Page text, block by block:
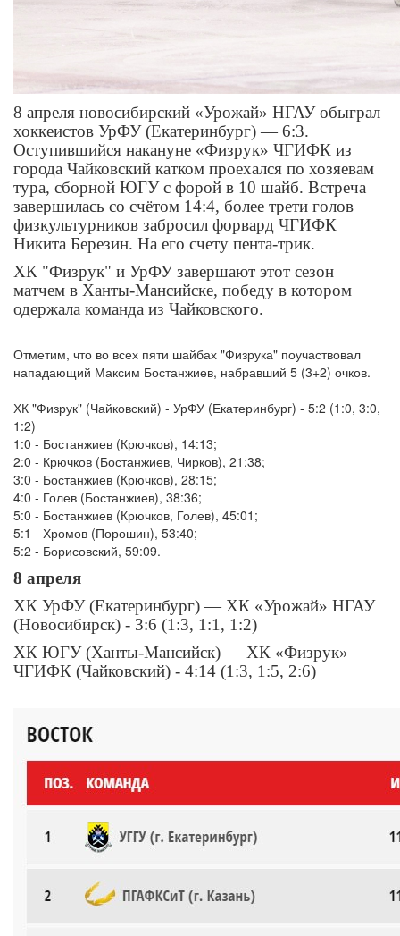
8 апреля новосибирский «Урожай» НГАУ обыграл
хоккеистов УрФУ (Екатеринбург) — 6:3.
Оступившийся накануне «Физрук» ЧГИФК из
города Чайковский катком проехался по хозяевам
тура, сборной ЮГУ с форой в 10 шайб. Встреча
завершилась со счётом 14:4, более трети голов
физкультурников забросил форвард ЧГИФК
Никита Березин. На его счету пента-трик.
ХК "Физрук" и УрФУ завершают этот сезон
матчем в Ханты-Мансийске, победу в котором
одержала команда из Чайковского.
Отметим, что во всех пяти шайбах "Физрука" поучаствовал
нападающий Максим Бостанжиев, набравший 5 (3+2) очков.
ХК "Физрук" (Чайковский) - УрФУ (Екатеринбург) - 5:2 (1:0, 3:0,
1:2)
1:0 - Бостанжиев (Крючков), 14:13;
2:0 - Крючков (Бостанжиев, Чирков), 21:38;
3:0 - Бостанжиев (Крючков), 28:15;
4:0 - Голев (Бостанжиев), 38:36;
5:0 - Бостанжиев (Крючков, Голев), 45:01;
5:1 - Хромов (Порошин), 53:40;
5:2 - Борисовский, 59:09.
8 апреля
ХК УрФУ (Екатеринбург) — ХК «Урожай» НГАУ
(Новосибирск) - 3:6 (1:3, 1:1, 1:2)
ХК ЮГУ (Ханты-Мансийск) — ХК «Физрук»
ЧГИФК (Чайковский) - 4:14 (1:3, 1:5, 2:6)